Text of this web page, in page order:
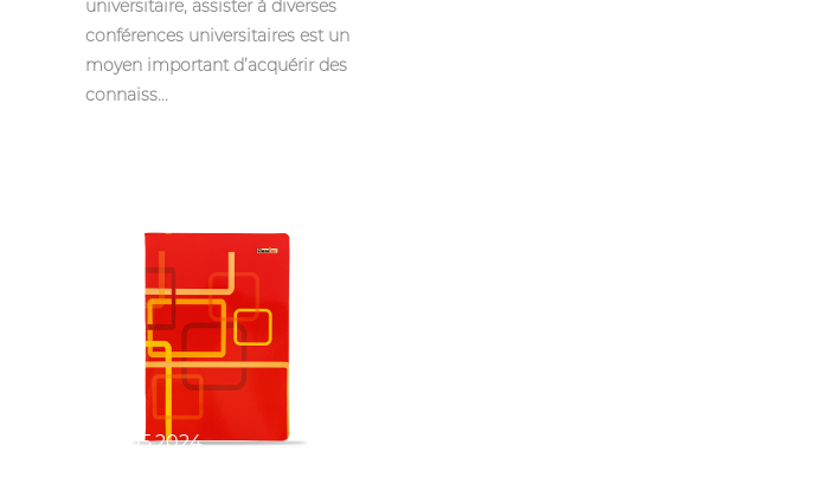
universitaire, assister à diverses
conférences universitaires est un
moyen important d’acquérir des
connaiss...
Dec 05,2024